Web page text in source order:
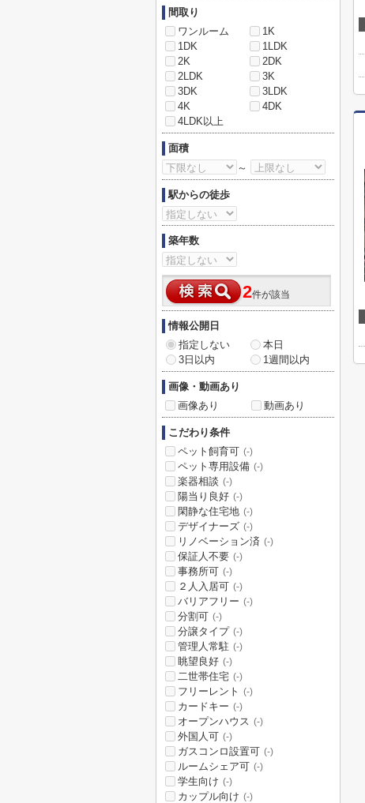
間取り
ワンルーム
1K
1DK
1LDK
2K
2DK
2LDK
3K
3DK
3LDK
4K
4DK
4LDK以上
面積
～
駅からの徒歩
築年数
2件が該当
情報公開日
指定しない
本日
3日以内
1週間以内
画像・動画あり
画像あり
動画あり
こだわり条件
ペット飼育可 (-)
ペット専用設備 (-)
楽器相談 (-)
陽当り良好 (-)
閑静な住宅地 (-)
デザイナーズ (-)
リノベーション済 (-)
保証人不要 (-)
事務所可 (-)
２人入居可 (-)
バリアフリー (-)
分割可 (-)
分譲タイプ (-)
管理人常駐 (-)
眺望良好 (-)
二世帯住宅 (-)
フリーレント (-)
カードキー (-)
オープンハウス (-)
外国人可 (-)
ガスコンロ設置可 (-)
ルームシェア可 (-)
学生向け (-)
カップル向け (-)